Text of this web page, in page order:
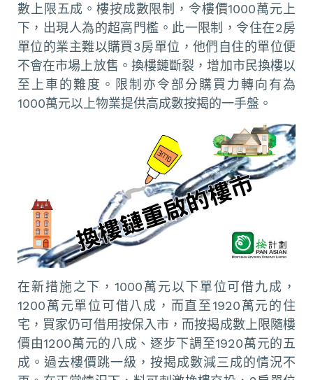
數上限五成。樓按成數限制，令樓價1000萬元上
下，出現人為的超高門檻。此一限制，令住在2房
單位的業主難以購買3房單位，他們自住的單位便
不會在市場上放售。換樓鏈斷裂，增加市民換樓以
至上車的難度。限制亦令部分購買力轉向有為
1000萬元以上物業提供高成數按揭的一手盤。
在新措施之下，1000萬元以下單位可借九成，
1200萬元單位可借八成，而直至1920萬元的住
宅，買家仍可借用按保入市，而按揭成數上限隨樓
價由1200萬元的八成、逐步下調至1920萬元的五
成。過去樓價跳一級，按揭成數減三成的情況不